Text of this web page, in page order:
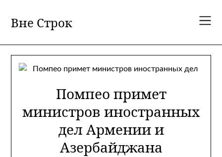
content
Вне Строк
Помпео примет
министров иностранных
дел Армении и
Азербайджана